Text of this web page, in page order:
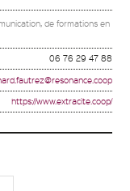
de formations en
06 76 29 47 88
https://www.extracite.coop/